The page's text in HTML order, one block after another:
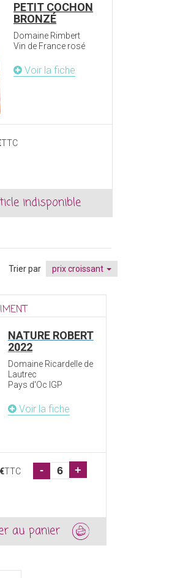
PETIT COCHON
BRONZÉ
Domaine Rimbert
Vin de France rosé
Voir la fiche
TTC
indisponible
Trier par prix croissant
NATURE ROBERT
2022
Domaine Ricardelle de
Lautrec
Pays d'Oc IGP
Voir la fiche
€TTC - +
au panier